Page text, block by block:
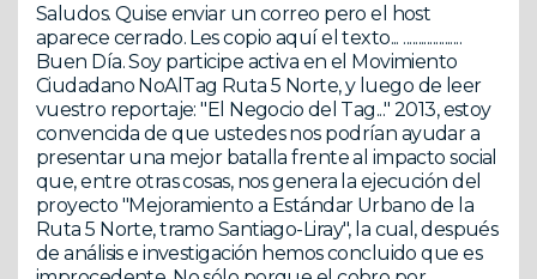
Saludos. Quise enviar un correo pero el host
aparece cerrado. Les copio aquí el texto... ....................
Buen Día. Soy participe activa en el Movimiento
Ciudadano NoAlTag Ruta 5 Norte, y luego de leer
vuestro reportaje: "El Negocio del Tag..." 2013, estoy
convencida de que ustedes nos podrían ayudar a
presentar una mejor batalla frente al impacto social
que, entre otras cosas, nos genera la ejecución del
proyecto "Mejoramiento a Estándar Urbano de la
Ruta 5 Norte, tramo Santiago-Liray", la cual, después
de análisis e investigación hemos concluido que es